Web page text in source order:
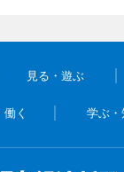
見る・遊ぶ
く 学ぶ・